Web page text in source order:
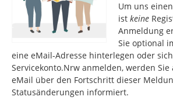
Um uns
istkeine
Anmeldung
Sie optional
eine eMail-Adresse hinterlegen oder
Servicekonto.Nrw anmelden, werden
eMail über den Fortschritt dieser
Statusänderungen informiert.